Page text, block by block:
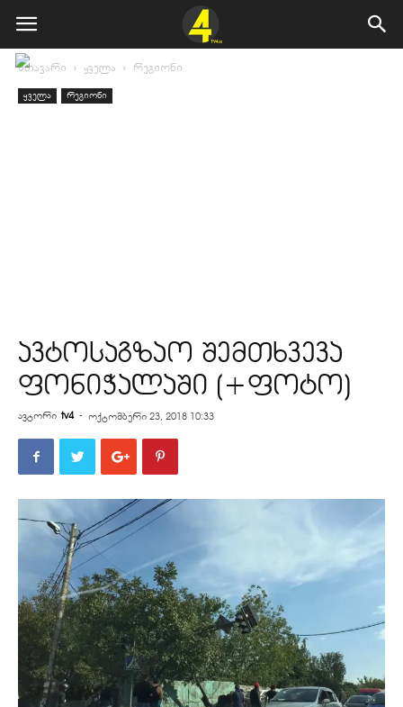
მთავარი ყველა რეგიონი
ყველა რეგიონი
ავტოსაგზაო შემთხვევა
ფონიჭალაში (+ფოტო)
ავტორი tv4 - ოქტომბერი 23, 2018 10:33